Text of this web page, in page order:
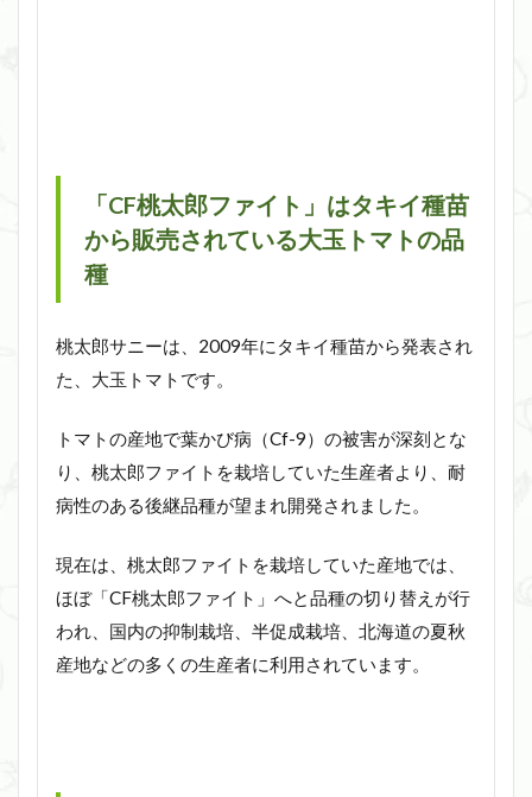
「CF桃太郎ファイト」はタキイ種苗
から販売されている大玉トマトの品
種
桃太郎サニーは、2009年にタキイ種苗から発表され
た、大玉トマトです。
トマトの産地で葉かび病（Cf-9）の被害が深刻とな
り、桃太郎ファイトを栽培していた生産者より、耐
病性のある後継品種が望まれ開発されました。
現在は、桃太郎ファイトを栽培していた産地では、
ほぼ「CF桃太郎ファイト」へと品種の切り替えが行
われ、国内の抑制栽培、半促成栽培、北海道の夏秋
産地などの多くの生産者に利用されています。